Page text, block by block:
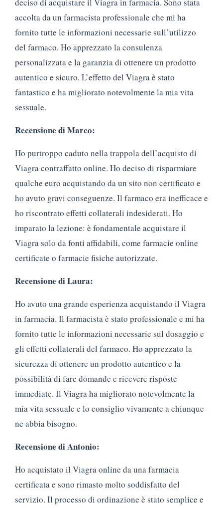
accolta da un farmacista professionale che mi ha
fornito tutte le informazioni necessarie sull’utilizzo
del farmaco. Ho apprezzato la consulenza
personalizzata e la garanzia di ottenere un prodotto
autentico e sicuro. L’effetto del Viagra è stato
fantastico e ha migliorato notevolmente la mia vita
sessuale.
Recensione di Marco:
Ho purtroppo caduto nella trappola dell’acquisto di
Viagra contraffatto online. Ho deciso di risparmiare
qualche euro acquistando da un sito non certificato e
ho avuto gravi conseguenze. Il farmaco era inefficace e
ho riscontrato effetti collaterali indesiderati. Ho
imparato la lezione: è fondamentale acquistare il
Viagra solo da fonti affidabili, come farmacie online
certificate o farmacie fisiche autorizzate.
Recensione di Laura:
Ho avuto una grande esperienza acquistando il Viagra
in farmacia. Il farmacista è stato professionale e mi ha
fornito tutte le informazioni necessarie sul dosaggio e
gli effetti collaterali del farmaco. Ho apprezzato la
sicurezza di ottenere un prodotto autentico e la
possibilità di fare domande e ricevere risposte
immediate. Il Viagra ha migliorato notevolmente la
mia vita sessuale e lo consiglio vivamente a chiunque
ne abbia bisogno.
Recensione di Antonio:
Ho acquistato il Viagra online da una farmacia
certificata e sono rimasto molto soddisfatto del
servizio. Il processo di ordinazione è stato semplice e